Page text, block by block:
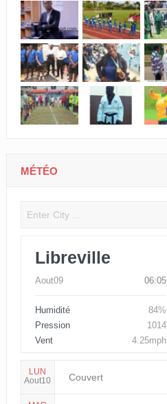
MÉTÉO
Libreville
Aout09 06:05
Humidité
84%
Pression
1014
Vent
4.25mph
LUN
Aout10
Couvert